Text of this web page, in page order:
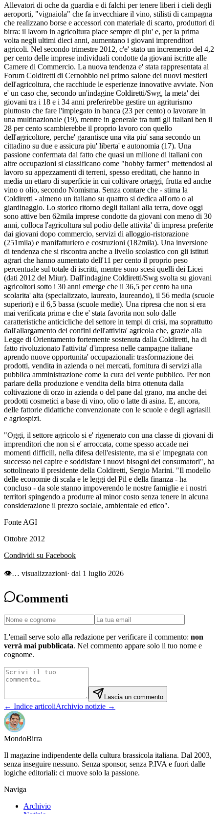
Allevatori di oche da guardia e di falchi per tenere liberi i cieli degli
aeroporti, "vignaiola" che fa invecchiare il vino, stilisti di campagna
che realizzano borse e accessori con materiale di scarto, produttori di
birra: il lavoro in agricoltura piace sempre di piu' e, per la prima
volta negli ultimi dieci anni, aumentano i giovani imprenditori
agricoli. Nel secondo trimestre 2012, c'e' stato un incremento del 4,2
per cento delle imprese individuali condotte da giovani iscritte alle
Camere di Commercio. La nuova tendenza e' stata rappresentata al
Forum Coldiretti di Cernobbio nel primo salone dei nuovi mestieri
dell'agricoltura, che racchiude le esperienze innovative avviate. Non
e' un caso che, secondo un'indagine Coldiretti/Swg, la meta' dei
giovani tra i 18 e i 34 anni preferirebbe gestire un agriturismo
piuttosto che fare l'impiegato in banca (23 per cento) o lavorare in
una multinazionale (19), mentre in generale tra tutti gli italiani ben il
28 per cento scambierebbe il proprio lavoro con quello
dell'agricoltore, perche' garantisce una vita piu' sana secondo un
cittadino su due e assicura piu' liberta' e autonomia (17). Una
passione confermata dal fatto che quasi un milione di italiani con
altre occupazioni si classificano come "hobby farmer" mettendosi al
lavoro su appezzamenti di terreni, spesso ereditati, che hanno in
media un ettaro di superficie in cui coltivare ortaggi, frutta ed anche
vino o olio, secondo Nomisma. Senza contare che - stima la
Coldiretti - almeno un italiano su quattro si dedica all'orto o al
giardinaggio. Lo storico ritorno degli italiani alla terra, dove oggi
sono attive ben 62mila imprese condotte da giovani con meno di 30
anni, colloca l'agricoltura sul podio delle attivita' di impresa preferite
dai giovani dopo commercio, servizi di alloggio-ristorazione
(251mila) e manifatturiero e costruzioni (182mila). Una inversione
di tendenza che si riscontra anche a livello scolastico con gli istituti
agrari che hanno aumentato dell'11 per cento il proprio peso
percentuale sul totale di iscritti, mentre sono scesi quelli dei Licei
(dati 2012 del Miur). Dall'indagine Coldiretti/Swg svolta su giovani
agricoltori sotto i 30 anni emerge che il 36,5 per cento ha una
scolarita' alta (specializzato, laureato, laureando), il 56 media (scuole
superiori) e il 6,5 bassa (scuole medie). Una ripresa che non si era
mai verificata prima e che e' stata favorita non solo dalle
caratteristiche anticicliche del settore in tempi di crisi, ma soprattutto
dall'allargamento dei confini dell'attivita' agricola che, grazie alla
Legge di Orientamento fortemente sostenuta dalla Coldiretti, ha di
fatto rivoluzionato l'attivita' d'impresa nelle campagne italiane
aprendo nuove opportunita' occupazionali: trasformazione dei
prodotti, vendita in azienda o nei mercati, fornitura di servizi alla
pubblica amministrazione come la cura del verde pubblico. Per non
parlare della produzione e vendita della birra ottenuta dalla
coltivazione di orzo in azienda o del pane dal grano, ma anche dei
prodotti cosmetici a base di vino, olio o latte di asina. E, ancora,
delle fattorie didattiche convenzionate con le scuole e degli agriasili
e agriospizi.
"Oggi, il settore agricolo si e' rigenerato con una classe di giovani di
imprenditori che non si e' arroccata, come spesso accade nei
momenti difficili, nella difesa dell'esistente, ma si e' impegnata con
successo nel capire e soddisfare i nuovi bisogni dei consumatori", ha
sottolineato il presidente della Coldiretti, Sergio Marini. "Il modello
delle economie di scala e le leggi del Pil e della finanza - ha
concluso - da sole stanno impoverendo le nostre famiglie e i nostri
territori spingendo a produrre al minor costo senza tenere in alcuna
considerazione il prezzo sociale, ambientale ed etico".
Fonte AGI
Ottobre 2012
Condividi su Facebook
👁… visualizzazioni· dal 1 luglio 2026
Commenti
L'email serve solo alla redazione per verificare il commento: non
verrà mai pubblicata. Nel commento appare solo il tuo nome e
cognome.
Lascia un commento
← Indice articoliArchivio notizie →
MondoBirra
Il magazine indipendente della cultura brassicola italiana. Dal 2003,
senza inseguire nessuno. Senza sponsor, senza P.IVA e fuori dalle
logiche editoriali: ci muove solo la passione.
Naviga
Archivio